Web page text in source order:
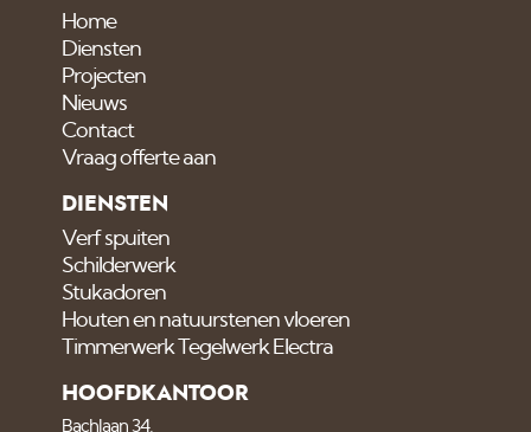
Home
Diensten
Projecten
Nieuws
Contact
Vraag offerte aan
DIENSTEN
Verf spuiten
Schilderwerk
Stukadoren
Houten en natuurstenen vloeren
Timmerwerk Tegelwerk Electra
HOOFDKANTOOR
Bachlaan 34,